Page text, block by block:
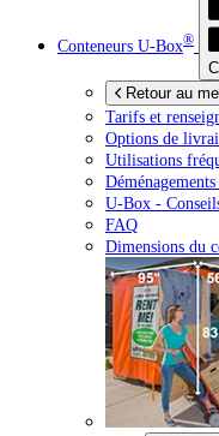
Conteneurs U-Box®
Retour au
Tarifs et
Options de
Utilisations
U-Box -
FAQ
Dimensions du